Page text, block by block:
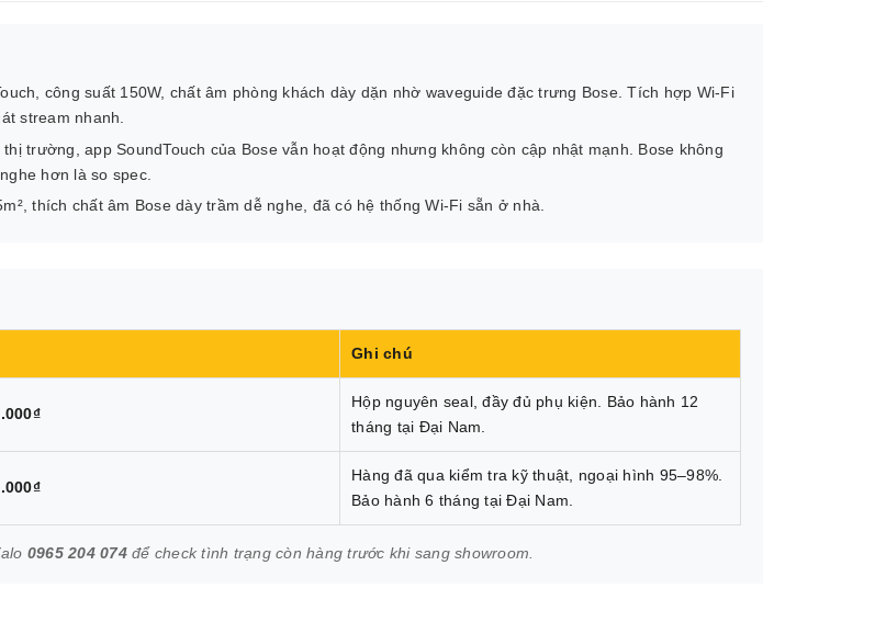
công suất 150W, chất âm phòng khách dày dặn nhờ waveguide đặc trưng Bose. Tích hợp Wi-Fi
stream nhanh.
trường, app SoundTouch của Bose vẫn hoạt động nhưng không còn cập nhật mạnh. Bose không
hơn là so spec.
thích chất âm Bose dày trầm dễ nghe, đã có hệ thống Wi-Fi sẵn ở nhà.
Ghi chú
Hộp nguyên seal, đầy đủ phụ kiện. Bảo hành 12
tháng tại Đại Nam.
Hàng đã qua kiểm tra kỹ thuật, ngoại hình 95–98%.
Bảo hành 6 tháng tại Đại Nam.
0965 204 074để check tình trạng còn hàng trước khi sang showroom.